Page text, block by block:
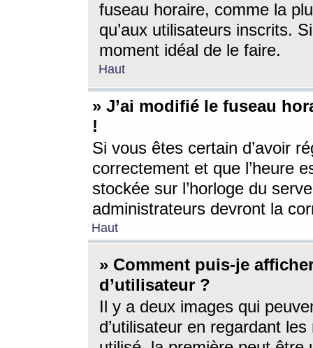
fuseau horaire, comme la
qu’aux utilisateurs inscrits.
moment idéal de le faire.
Haut
» J’ai modifié le fuseau
!
Si vous êtes certain d’avoir
correctement et que l’heure
stockée sur l’horloge du
administrateurs devront la
Haut
» Comment puis-je
d’utilisateur ?
Il y a deux images qui
d’utilisateur en regardant